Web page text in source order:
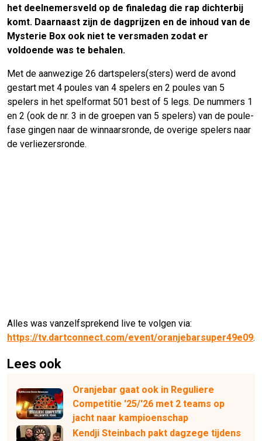
het deelnemersveld op de finaledag die rap dichterbij
komt. Daarnaast zijn de dagprijzen en de inhoud van de
Mysterie Box ook niet te versmaden zodat er
voldoende was te behalen.
Met de aanwezige 26 dartspelers(sters) werd de avond
gestart met 4 poules van 4 spelers en 2 poules van 5
spelers in het spelformat 501 best of 5 legs. De nummers 1
en 2 (ook de nr. 3 in de groepen van 5 spelers) van de poule-
fase gingen naar de winnaarsronde, de overige spelers naar
de verliezersronde.
Alles was vanzelfsprekend live te volgen via:
https://tv.dartconnect.com/event/oranjebarsuper49e09.
Lees ook
Oranjebar gaat ook in Reguliere
Competitie '25/'26 met 2 teams op
jacht naar kampioenschap
Kendji Steinbach pakt dagzege tijdens